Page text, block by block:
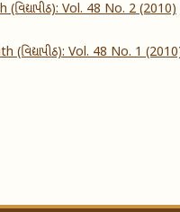
(વિદ્યાપીઠ): Vol. 48 No. 2 (2010)
(વિદ્યાપીઠ): Vol. 48 No. 1